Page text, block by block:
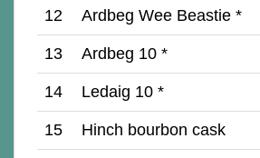
12 Ardbeg Wee Beastie *
13 Ardbeg 10 *
14 Ledaig 10 *
15 Hinch bourbon cask